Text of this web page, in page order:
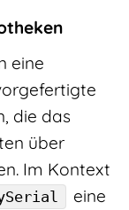
eine
die das
über
Im Kontext
eine